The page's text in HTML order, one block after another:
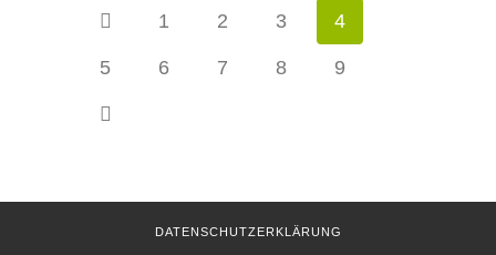
1 2 3 4
5 6 7 8 9
DATENSCHUTZERKLÄRUNG